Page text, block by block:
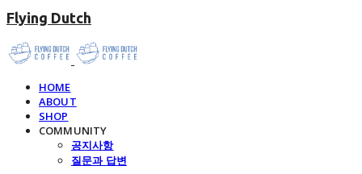
Flying Dutch
HOME
ABOUT
SHOP
COMMUNITY
공지사항
질문과 답변